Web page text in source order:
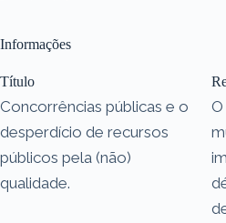
Informações
Título
Concorrências públicas e o
desperdício de recursos
públicos pela (não)
qualidade.
O